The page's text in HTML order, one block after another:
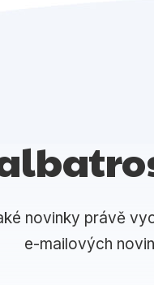
novinky právě
e-mailových